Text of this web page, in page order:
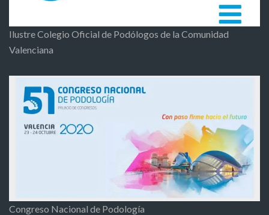
Ilustre Colegio Oficial de Podólogos de la Comunidad
Valenciana
Congreso Nacional de Podología